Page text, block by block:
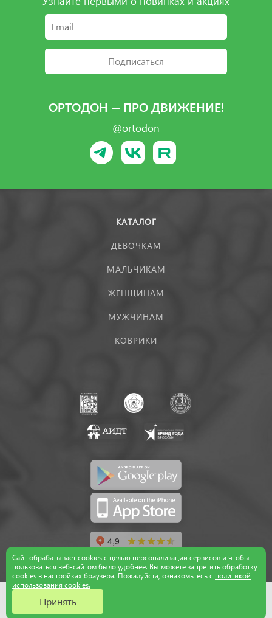
Подписаться
ОРТОДОН — ПРО ДВИЖЕНИЕ!
@ortodon
Главная Каталог
КАТАЛОГ
ДЕВОЧКАМ
МАЛЬЧИКАМ
ЖЕНЩИНАМ
МУЖЧИНАМ
КОВРИКИ
Сайт обрабатывает cookies с целью персонализации сервисов и чтобы
пользоваться веб-сайтом было удобнее. Вы можете запретить обработку
сookies в настройках браузера. Пожалуйста, ознакомьтесь с политикой
использования cookies.
Принять